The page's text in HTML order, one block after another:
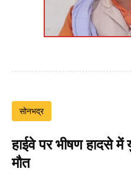
सोनभद्र
हाईवे पर भीषण हादसे
मौत